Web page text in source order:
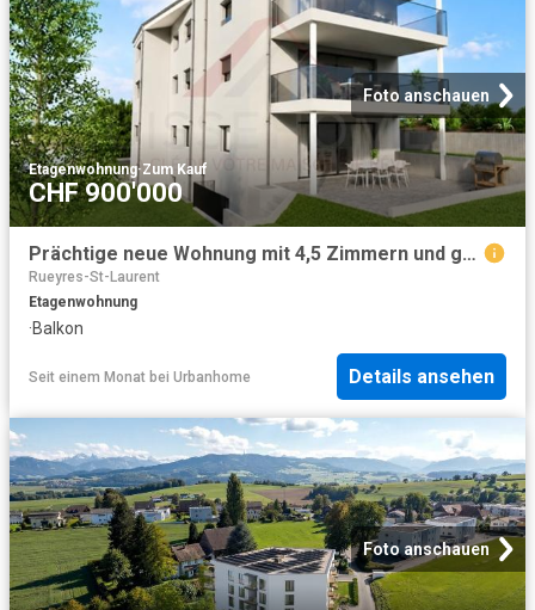
Foto anschauen
Etagenwohnung·Zum Kauf
CHF 900'000
Prächtige neue Wohnung mit 4,5 Zimmern und großem nach Süden ausgerichtetem Balkon in Farvagny le Grand
Rueyres-St-Laurent
Etagenwohnung
·Balkon
Seit einem Monat bei Urbanhome Details ansehen
Foto anschauen